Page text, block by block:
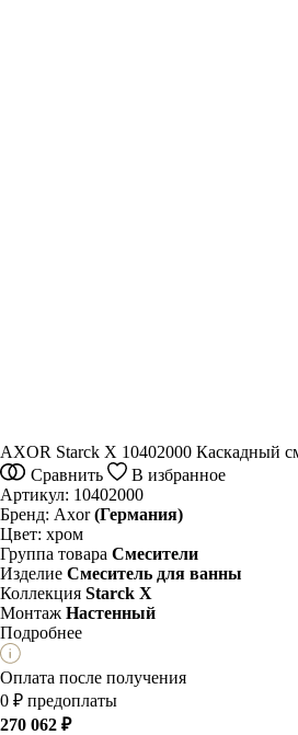
AXOR Starck X 10402000 Каскадный
Сравнить
В избранное
Артикул: 10402000
Бренд: Axor (Германия)
Цвет: хром
Группа товара Смесители
Изделие Смеситель для ванны
Коллекция Starck X
Монтаж Настенный
Подробнее
Оплата после получения
0 ₽ предоплаты
270 062 ₽